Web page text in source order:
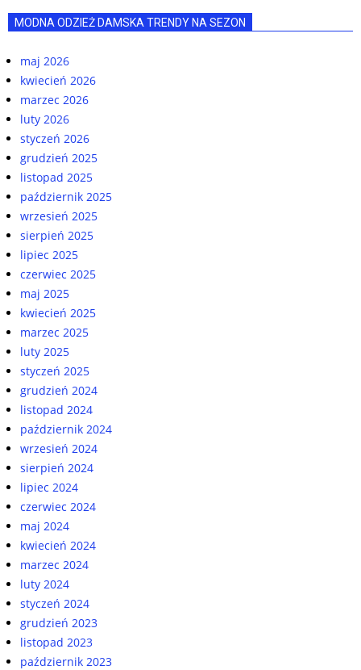
MODNA ODZIEŻ DAMSKA TRENDY NA SEZON
maj 2026
kwiecień 2026
marzec 2026
luty 2026
styczeń 2026
grudzień 2025
listopad 2025
październik 2025
wrzesień 2025
sierpień 2025
lipiec 2025
czerwiec 2025
maj 2025
kwiecień 2025
marzec 2025
luty 2025
styczeń 2025
grudzień 2024
listopad 2024
październik 2024
wrzesień 2024
sierpień 2024
lipiec 2024
czerwiec 2024
maj 2024
kwiecień 2024
marzec 2024
luty 2024
styczeń 2024
grudzień 2023
listopad 2023
październik 2023